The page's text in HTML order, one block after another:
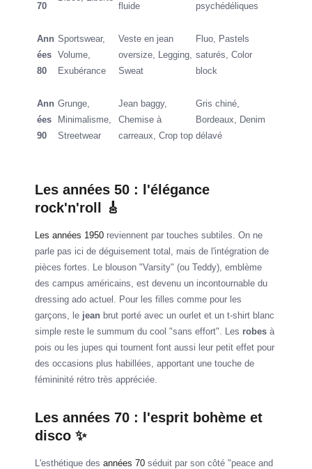
70
fluide
psychédéliques
Ann
ées
80
Sportswear,
Volume,
Exubérance
Veste en jean
oversize, Legging,
Sweat
Fluo, Pastels
saturés, Color
block
Ann
ées
90
Grunge,
Minimalisme,
Streetwear
Jean baggy,
Chemise à
carreaux, Crop top
Gris chiné,
Bordeaux, Denim
délavé
Les années 50 : l'élégance
rock'n'roll 🎸
Les années 1950 reviennent par touches subtiles. On ne
parle pas ici de déguisement total, mais de l'intégration de
pièces fortes. Le blouson "Varsity" (ou Teddy), emblème
des campus américains, est devenu un incontournable du
dressing ado actuel. Pour les filles comme pour les
garçons, le jean brut porté avec un ourlet et un t-shirt blanc
simple reste le summum du cool "sans effort". Les robes à
pois ou les jupes qui tournent font aussi leur petit effet pour
des occasions plus habillées, apportant une touche de
fémininité rétro très appréciée.
Les années 70 : l'esprit bohème et
disco ✨
L'esthétique des années 70 séduit par son côté "peace and